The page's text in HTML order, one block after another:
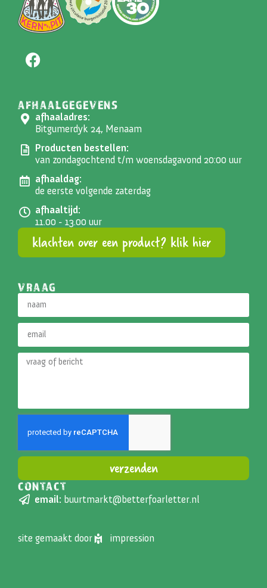
AFHAALGEGEVENS
afhaaladres:
Bitgumerdyk 24, Menaam
Producten bestellen:
van zondagochtend t/m woensdagavond 20:00 uur
afhaaldag:
de eerste volgende zaterdag
afhaaltijd:
11.00 - 13.00 uur
klachten over een product? klik hier
VRAAG
verzenden
Alternative:
CONTACT
email: buurtmarkt@betterfoarletter.nl
site gemaakt door impression